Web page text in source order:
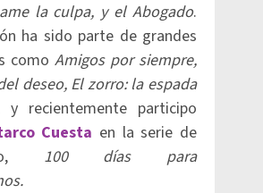
la culpa, y el Abogado.
ha sido parte de grandes
como Amigos por siempre,
deseo, El zorro: la espada
y recientemente participo
Cuesta en la serie de
100 días para